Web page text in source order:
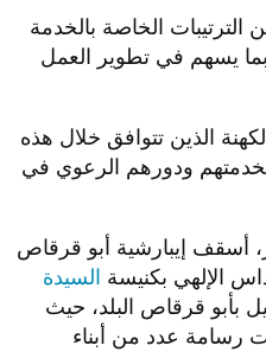
الخاصة بالخدمة
بما يسهم في تطوير العمل
الكهنة الذين تتوافق خلال هذه
لخدمتهم ودورهم الرعوي في
أسقف إيبارشية أبو قرقاص
الإلهي بكنيسة السيدة
بأبو قرقاص البلد، حيث
عدد من أبناء